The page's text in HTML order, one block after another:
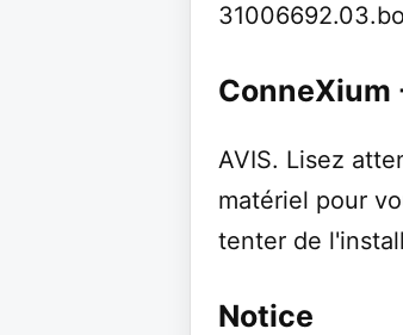
ConneXium
AVIS. Lisez
matériel pour
tenter de
Notice